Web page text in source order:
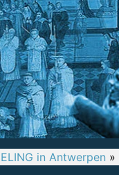
in Antwerpen »